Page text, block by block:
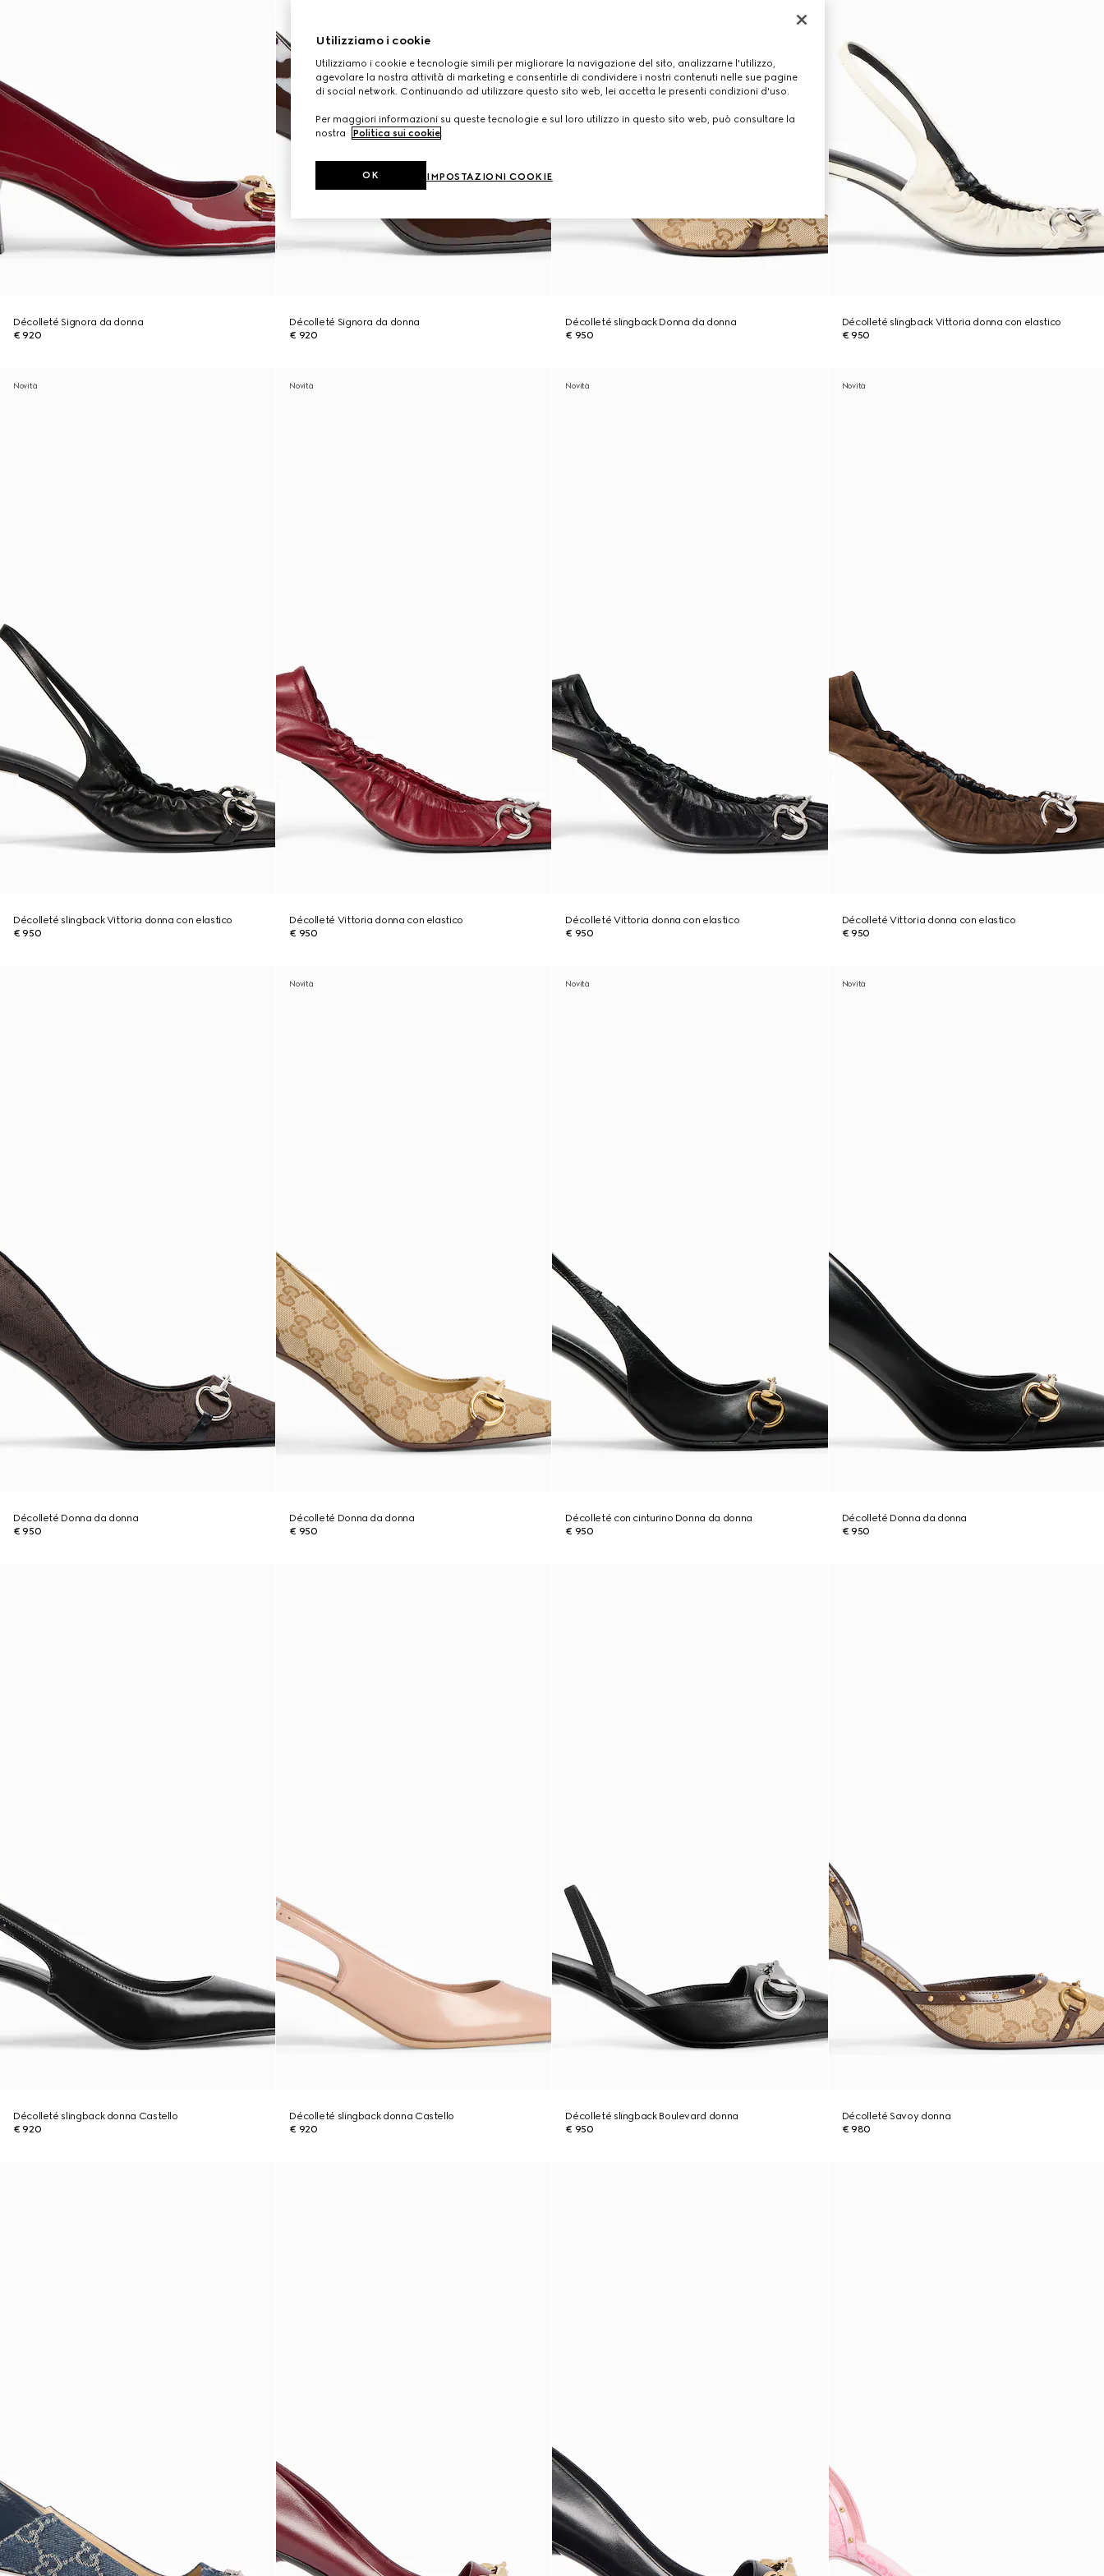
Décolleté Signora da donna
€ 920
Décolleté Signora da donna
€ 920
Décolleté slingback Donna da donna
€ 950
Décolleté slingback Vittoria donna con elastico
€ 950
Novità
Décolleté slingback Vittoria donna con elastico
€ 950
Novità
Décolleté Vittoria donna con elastico
€ 950
Novità
Décolleté Vittoria donna con elastico
€ 950
Novità
Décolleté Vittoria donna con elastico
€ 950
Décolleté Donna da donna
€ 950
Novità
Décolleté Donna da donna
€ 950
Novità
Décolleté con cinturino Donna da donna
€ 950
Novità
Décolleté Donna da donna
€ 950
Décolleté slingback donna Castello
€ 920
Décolleté slingback donna Castello
€ 920
Décolleté slingback Boulevard donna
€ 950
Décolleté Savoy donna
€ 980
Utilizziamo i cookie
Utilizziamo i cookie e tecnologie simili per migliorare la navigazione del sito, analizzarne l'utilizzo,
agevolare la nostra attività di marketing e consentirle di condividere i nostri contenuti nelle sue pagine
di social network. Continuando ad utilizzare questo sito web, lei accetta le presenti condizioni d'uso.
Per maggiori informazioni su queste tecnologie e sul loro utilizzo in questo sito web, può consultare la
nostra
Politica sui cookie.
IMPOSTAZIONI COOKIE
OK